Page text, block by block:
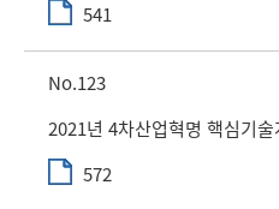
541
123
572